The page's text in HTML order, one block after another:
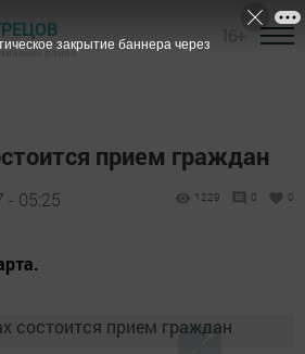
район
прием граждан
- 05:25 1229 0 0
закрытие баннера через